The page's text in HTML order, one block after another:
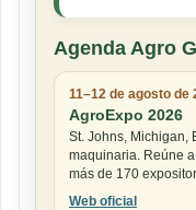
Agenda Agro
11–12 de agosto de
AgroExpo 2026
St. Johns, Michigan,
maquinaria. Reúne
más de 170
Web oficial